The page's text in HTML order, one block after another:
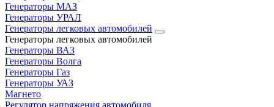
Генераторы МАЗ
Генераторы УРАЛ
Генераторы легковых автомобилей
Генераторы легковых автомобилей
Генераторы ВАЗ
Генераторы Волга
Генераторы Газ
Генераторы УАЗ
Магнето